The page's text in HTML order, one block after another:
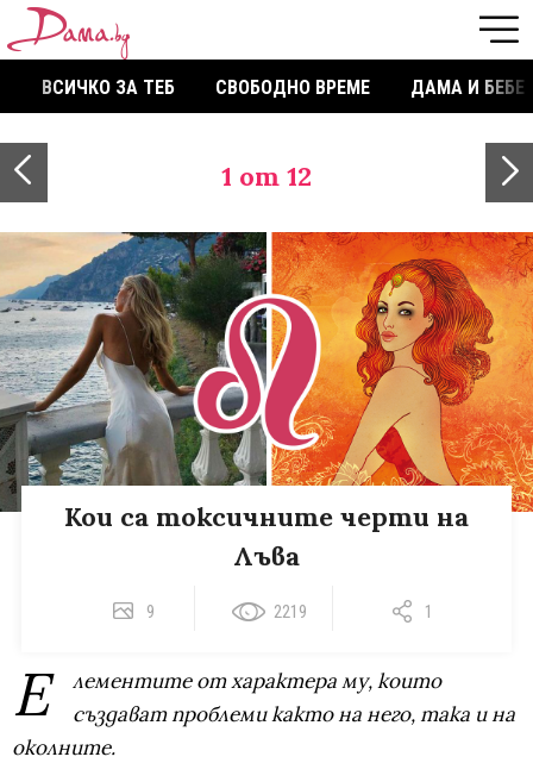
ВСИЧКО ЗА ТЕБ СВОБОДНО ВРЕМЕ ДАМА И БЕБЕ
1 от 12
Кои са токсичните черти на
Лъва
9 2219 1
Е
лементите от характера му, които
създават проблеми както на него, така и на
околните.